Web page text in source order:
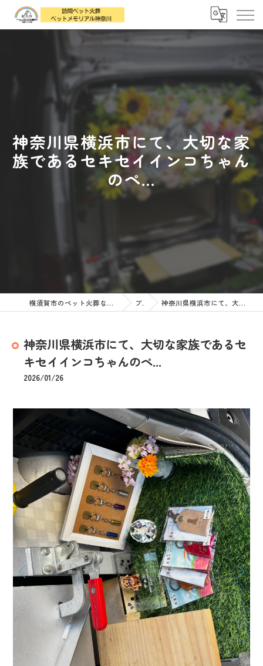
神奈川県横浜市にて、大切な家
族であるセキセイインコちゃん
のペ...
横須賀市のペット火葬なら訪問ペット火葬 ペットメモリアル神奈川 ブログ 神奈川県横浜市にて、大切な家族であるセキセイインコちゃんのペ...
神奈川県横浜市にて、大切な家族であるセ
キセイインコちゃんのペ...
2026/01/26